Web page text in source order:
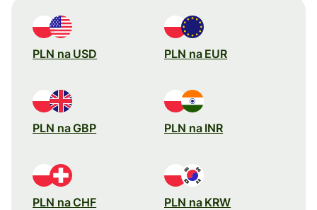
PLN na USD PLN na EUR
PLN na GBP PLN na INR
PLN na CHF PLN na KRW